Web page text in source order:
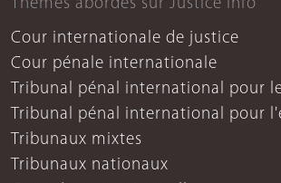
Thèmes abordés sur Justice info
Cour internationale de justice
Cour pénale internationale
Tribunal pénal international pour
Tribunal pénal international pour
Tribunaux mixtes
Tribunaux nationaux